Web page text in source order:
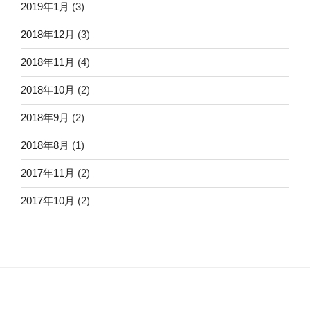
2019年1月 (3)
2018年12月 (3)
2018年11月 (4)
2018年10月 (2)
2018年9月 (2)
2018年8月 (1)
2017年11月 (2)
2017年10月 (2)